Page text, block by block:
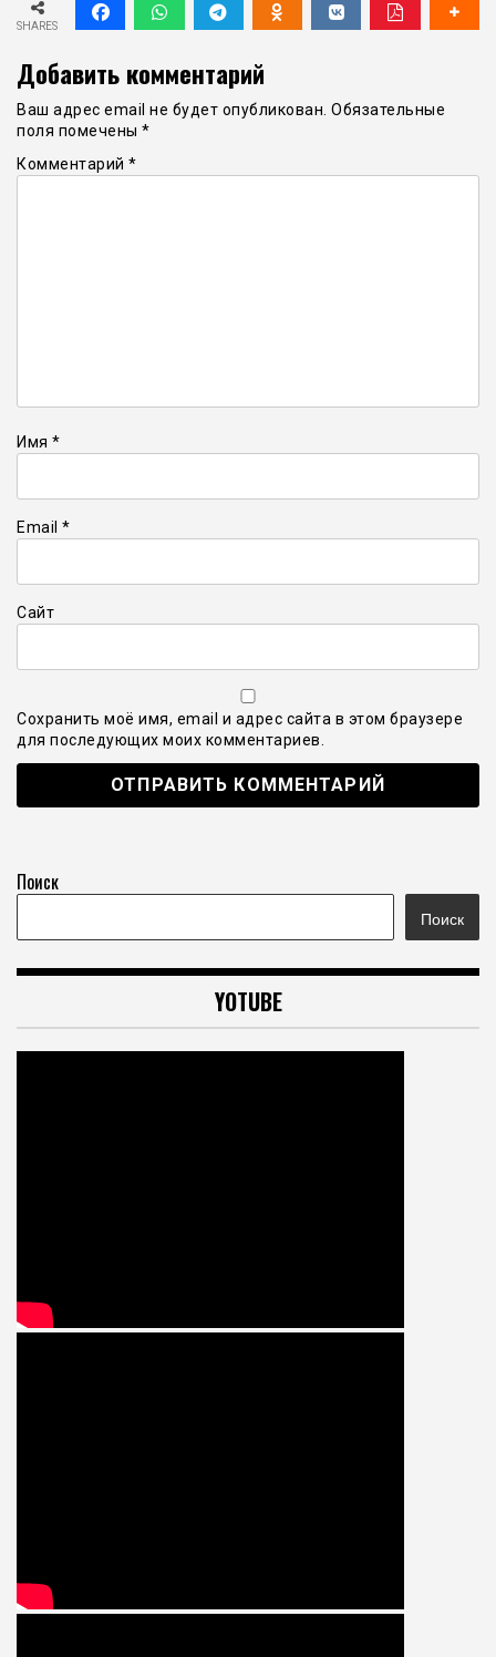
SHARES
Добавить комментарий
Ваш адрес email не будет опубликован. Обязательные
поля помечены *
Комментарий *
Имя *
Email *
Сайт
Сохранить моё имя, email и адрес сайта в этом браузере
для последующих моих комментариев.
Поиск
Поиск
YOTUBE